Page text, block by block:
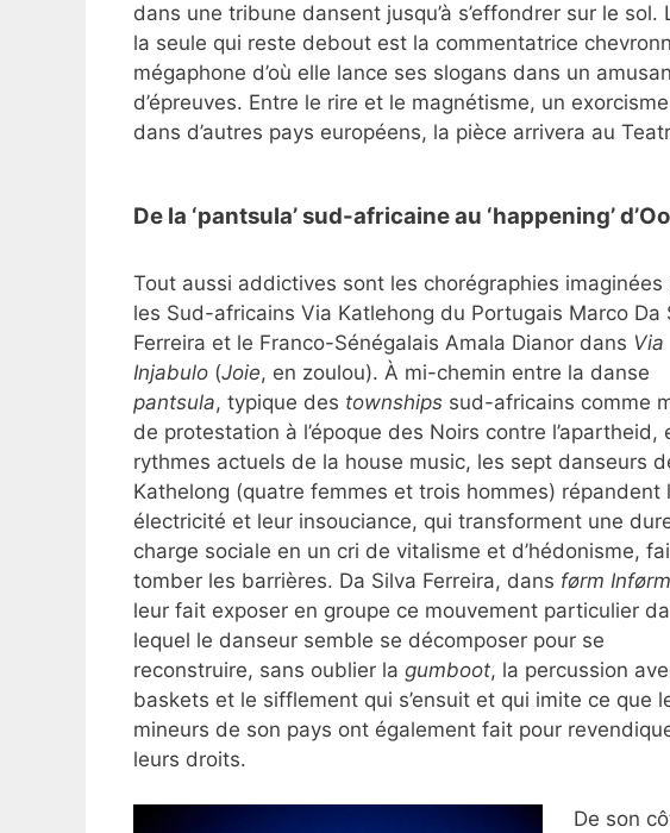
dans une tribune dansent jusqu’à s’effondrer sur le
la seule qui reste debout est la commentatrice
mégaphone d’où elle lance ses slogans dans un
d’épreuves. Entre le rire et le magnétisme, un
dans d’autres pays européens, la pièce arrivera au
De la ‘pantsula’ sud-africaine au ‘happening’
Tout aussi addictives sont les chorégraphies imaginées
les Sud-africains Via Katlehong du Portugais Marco Da
Ferreira et le Franco-Sénégalais Amala Dianor dans Via
Injabulo (Joie, en zoulou). À mi-chemin entre la danse
pantsula, typique des townships sud-africains comme
de protestation à l’époque des Noirs contre l’apartheid,
rythmes actuels de la house music, les sept danseurs
Kathelong (quatre femmes et trois hommes) répandent
électricité et leur insouciance, qui transforment une
charge sociale en un cri de vitalisme et d’hédonisme,
tomber les barrières. Da Silva Ferreira, dans førm
leur fait exposer en groupe ce mouvement particulier
lequel le danseur semble se décomposer pour se
reconstruire, sans oublier la gumboot, la percussion
baskets et le sifflement qui s’ensuit et qui imite ce que
mineurs de son pays ont également fait pour
leurs droits.
De son